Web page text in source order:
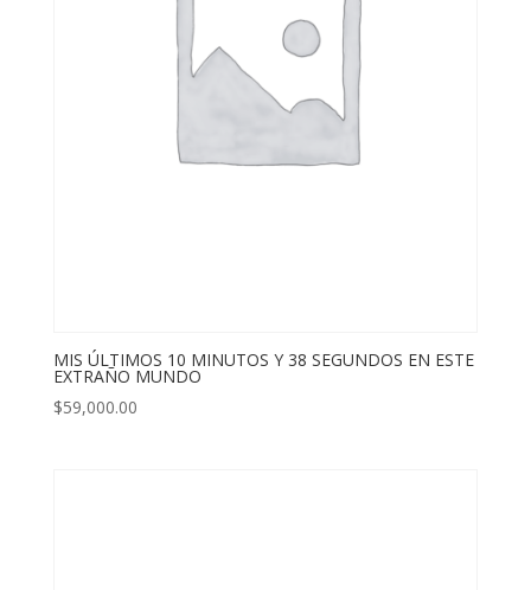
MIS ÚLTIMOS 10 MINUTOS Y 38 SEGUNDOS EN ESTE
EXTRAÑO MUNDO
$59,000.00